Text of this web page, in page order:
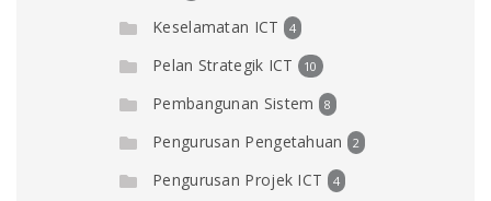
Keselamatan ICT 4
Pelan Strategik ICT 10
Pembangunan Sistem 8
Pengurusan Pengetahuan 2
Pengurusan Projek ICT 4